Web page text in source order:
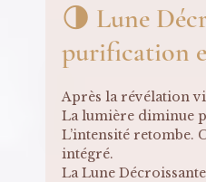
🌗 Lune
purification
Après la révélation
La lumière diminue
L’intensité retombe.
intégré.
La Lune